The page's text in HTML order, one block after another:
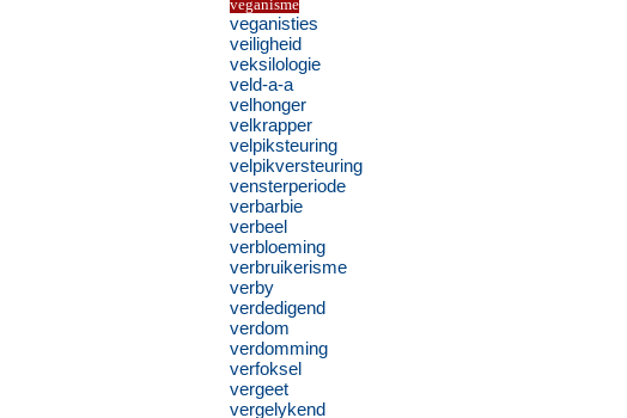
veganisme
veganisties
veiligheid
veksilologie
veld-a-a
velhonger
velkrapper
velpiksteuring
velpikversteuring
vensterperiode
verbarbie
verbeel
verbloeming
verbruikerisme
verby
verdedigend
verdom
verdomming
verfoksel
vergeet
vergelykend